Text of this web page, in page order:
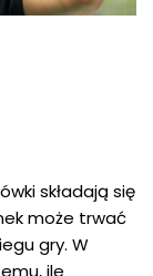
składają się
może trwać
gry. W
ile